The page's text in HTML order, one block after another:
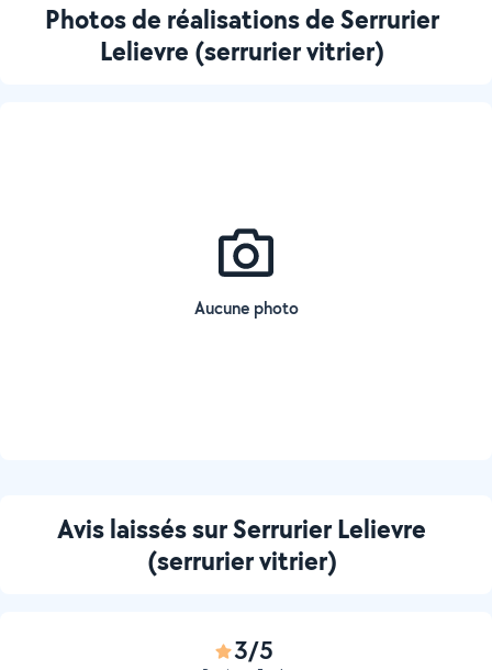
Photos de réalisations de Serrurier
Lelievre (serrurier vitrier)
Aucune photo
Avis laissés sur Serrurier Lelievre
(serrurier vitrier)
3/5